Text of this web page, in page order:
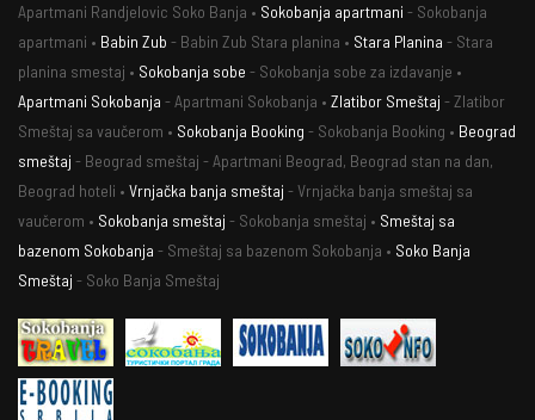
Apartmani Randjelovic Soko Banja • Sokobanja apartmani - Sokobanja
apartmani • Babin Zub - Babin Zub Stara planina • Stara Planina - Stara
planina smestaj • Sokobanja sobe - Sokobanja sobe za izdavanje •
Apartmani Sokobanja - Apartmani Sokobanja • Zlatibor Smeštaj - Zlatibor
Smeštaj sa vaučerom • Sokobanja Booking - Sokobanja Booking • Beograd
smeštaj - Beograd smeštaj - Apartmani Beograd, Beograd stan na dan,
Beograd hoteli • Vrnjačka banja smeštaj - Vrnjačka banja smeštaj sa
vaučerom • Sokobanja smeštaj - Sokobanja smeštaj • Smeštaj sa
bazenom Sokobanja - Smeštaj sa bazenom Sokobanja • Soko Banja
Smeštaj - Soko Banja Smeštaj